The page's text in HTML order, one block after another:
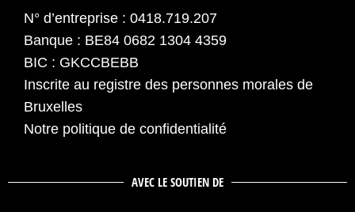
N° d’entreprise : 0418.719.207
Banque : BE84 0682 1304 4359
BIC : GKCCBEBB
Inscrite au registre des personnes morales de
Bruxelles
Notre politique de confidentialité
AVEC LE SOUTIEN DE